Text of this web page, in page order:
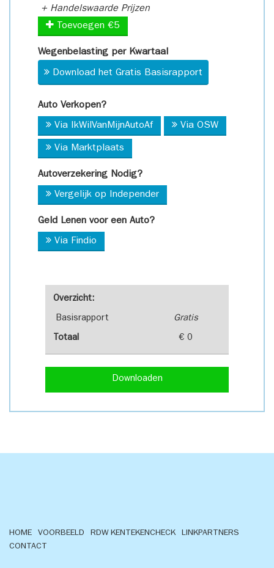
Overzicht:
Basisrapport Gratis
Totaal € 0
Downloaden
+ Handelswaarde Prijzen
Toevoegen €5
Wegenbelasting per Kwartaal
Download het Gratis Basisrapport
Auto Verkopen?
Via IkWilVanMijnAutoAf Via OSW
Via Marktplaats
Autoverzekering Nodig?
Vergelijk op Independer
Geld Lenen voor een Auto?
Via Findio
HOME VOORBEELD RDW KENTEKENCHECK
LINKPARTNERS
CONTACT